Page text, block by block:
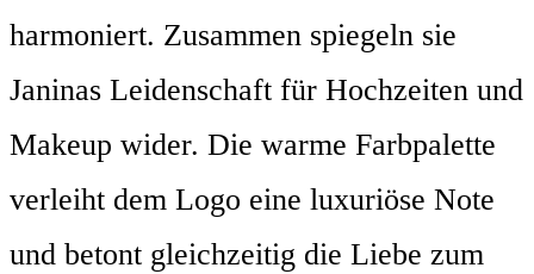
harmoniert. Zusammen spiegeln sie
Janinas Leidenschaft für Hochzeiten und
Makeup wider. Die warme Farbpalette
verleiht dem Logo eine luxuriöse Note
und betont gleichzeitig die Liebe zum